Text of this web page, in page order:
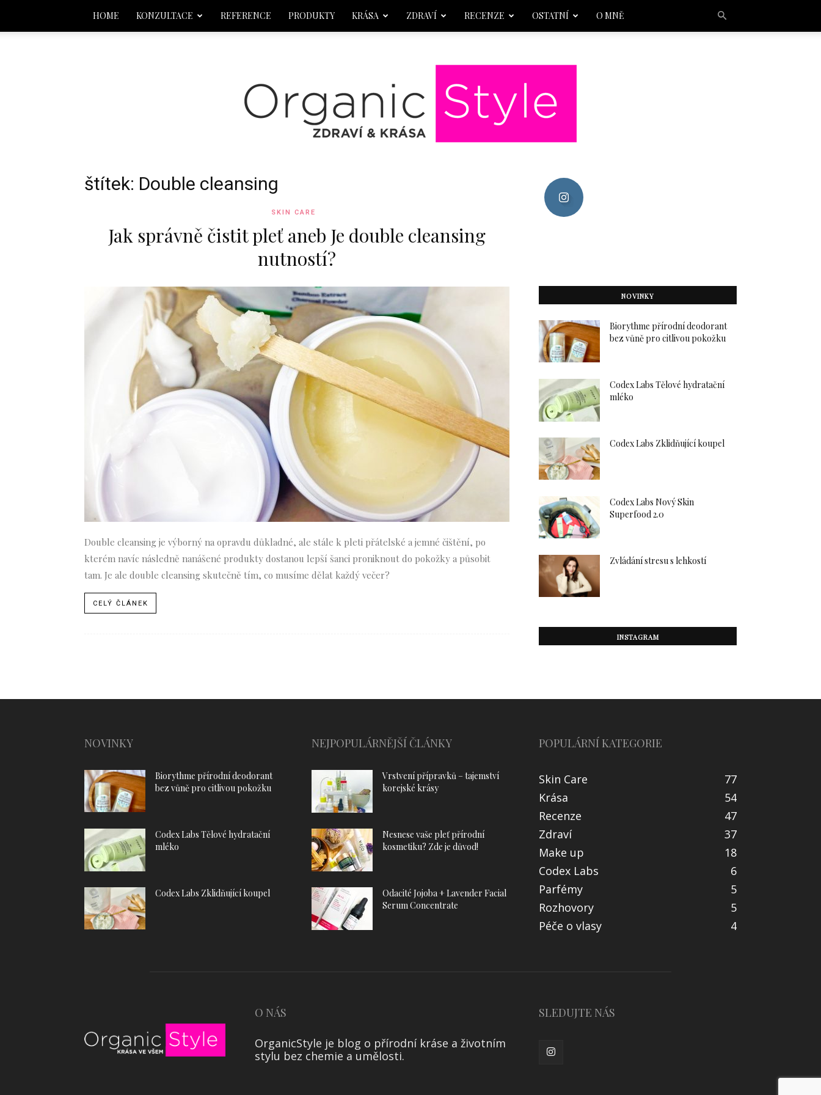
HOME KONZULTACE REFERENCE PRODUKTY KRÁSA ZDRAVÍ RECENZE OSTATNÍ O MNĚ
štítek: Double cleansing
SKIN CARE
Jak správně čistit pleť aneb Je double cleansing
nutností?
Double cleansing je výborný na opravdu důkladné, ale stále k pleti přátelské a jemné čištění, po
kterém navíc následně nanášené produkty dostanou lepší šanci proniknout do pokožky a působit
tam. Je ale double cleansing skutečně tím, co musíme dělat každý večer?
CELÝ ČLÁNEK
NOVINKY
Biorythme přírodní deodorant
bez vůně pro citlivou pokožku
Codex Labs Tělové hydratační
mléko
Codex Labs Zklidňující koupel
Codex Labs Nový Skin
Superfood 2.0
Zvládání stresu s lehkostí
INSTAGRAM
NOVINKY
Biorythme přírodní deodorant
bez vůně pro citlivou pokožku
Codex Labs Tělové hydratační
mléko
Codex Labs Zklidňující koupel
NEJPOPULÁRNĚJŠÍ ČLÁNKY
Vrstvení přípravků – tajemství
korejské krásy
Nesnese vaše pleť přírodní
kosmetiku? Zde je důvod!
Odacité Jojoba + Lavender Facial
Serum Concentrate
POPULÁRNÍ KATEGORIE
Skin Care
77
Krása
54
Recenze
47
Zdraví
37
Make up
18
Codex Labs
6
Parfémy
5
Rozhovory
5
Péče o vlasy
4
O NÁS
OrganicStyle je blog o přírodní kráse a životním
stylu bez chemie a umělosti.
SLEDUJTE NÁS